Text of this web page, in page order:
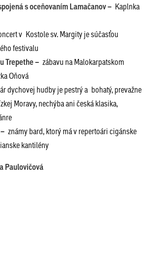
s oceňovaním Lamačanov – Kaplnka
v Kostole sv. Margity je súčasťou
festivalu
Trepethe – zábavu na Malokarpatskom
Oňová
dychovej hudby je pestrý a bohatý, prevažne
Moravy, nechýba ani česká klasika,
známy bard, ktorý má v repertoári cigánske
kantilény
Paulovičová